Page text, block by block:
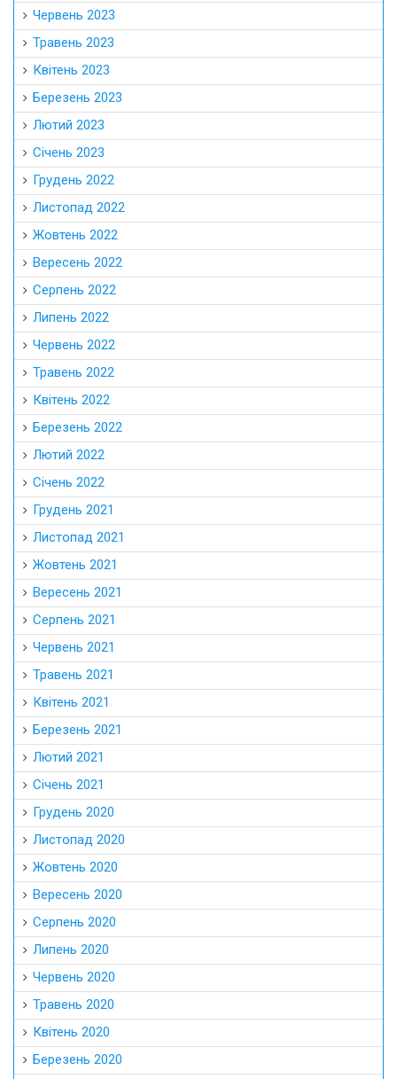
Червень 2023
Травень 2023
Квітень 2023
Березень 2023
Лютий 2023
Січень 2023
Грудень 2022
Листопад 2022
Жовтень 2022
Вересень 2022
Серпень 2022
Липень 2022
Червень 2022
Травень 2022
Квітень 2022
Березень 2022
Лютий 2022
Січень 2022
Грудень 2021
Листопад 2021
Жовтень 2021
Вересень 2021
Серпень 2021
Червень 2021
Травень 2021
Квітень 2021
Березень 2021
Лютий 2021
Січень 2021
Грудень 2020
Листопад 2020
Жовтень 2020
Вересень 2020
Серпень 2020
Липень 2020
Червень 2020
Травень 2020
Квітень 2020
Березень 2020